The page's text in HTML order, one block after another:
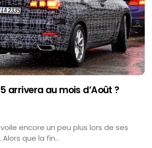
arrivera au mois d’Août ?
encore un peu plus lors de ses
que la fin...